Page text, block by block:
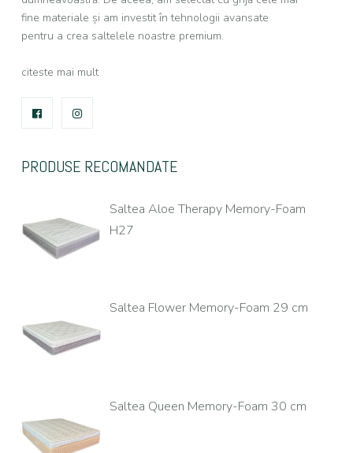
fine materiale și am investit în tehnologii avansate
pentru a crea saltelele noastre premium.
citeste mai mult
FACEBOOK
PRODUSE RECOMANDATE
Saltea Aloe Therapy Memory-Foam
H27
Saltea Flower Memory-Foam 29 cm
Saltea Queen Memory-Foam 30 cm